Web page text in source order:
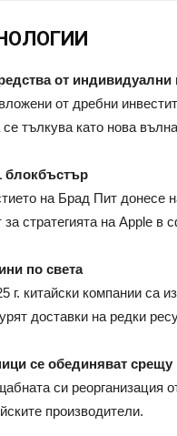
от индивидуални
от дребни
тълкува като нова
блокбъстър
на Брад Пит донесе
стратегията на Apple в
по света
г. китайски компании са
доставки на редки
се обединяват срещу
си реорганизация
производители.